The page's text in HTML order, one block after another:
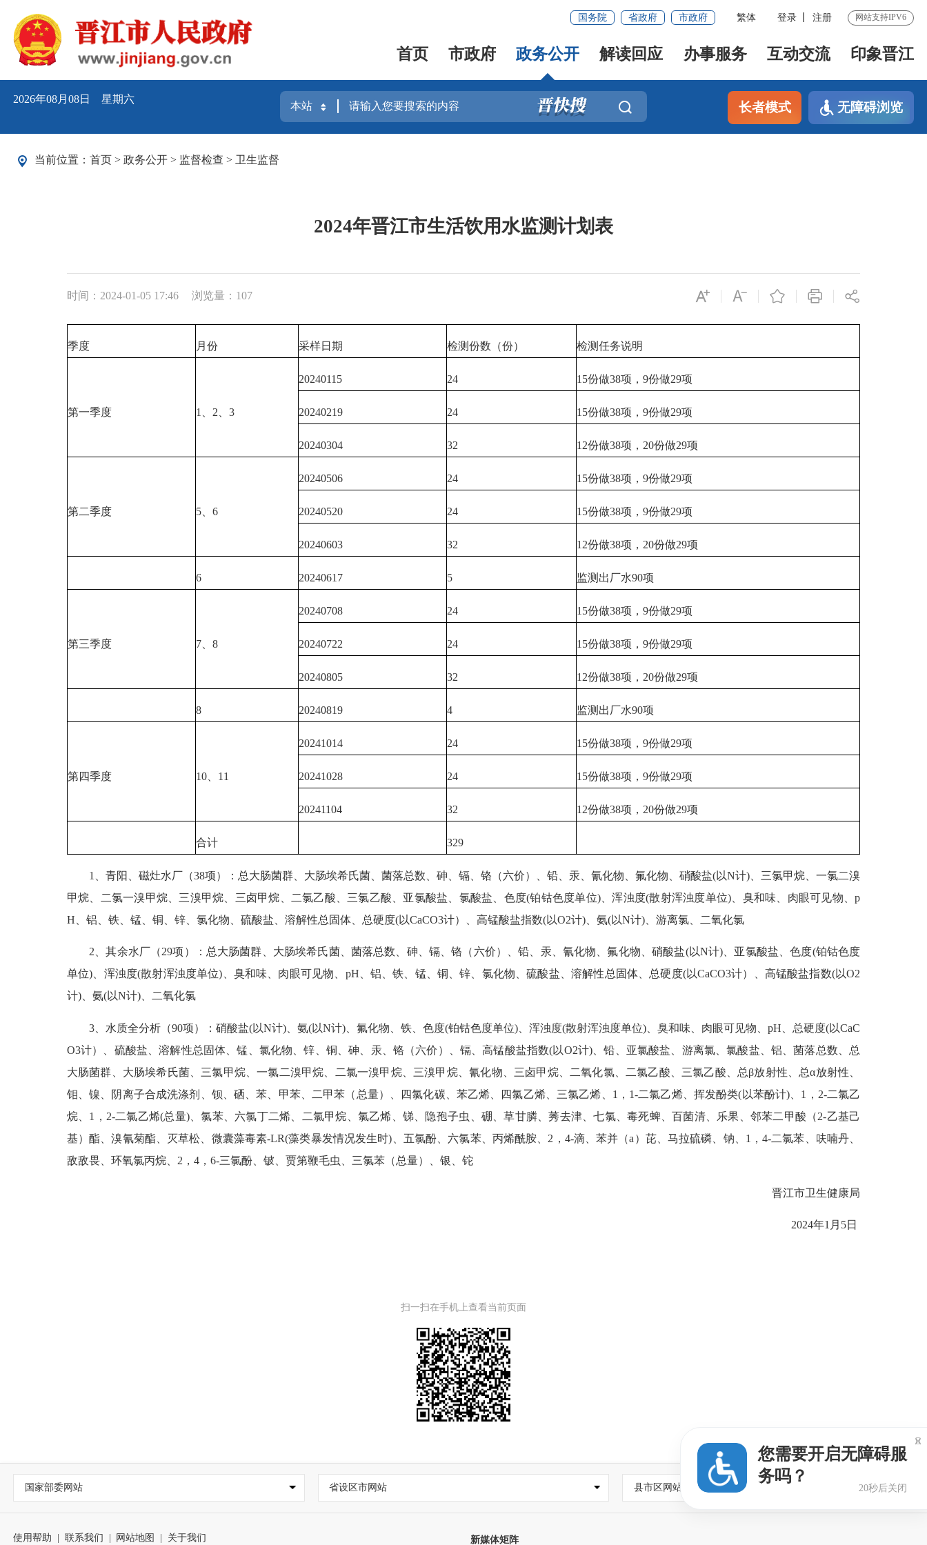
国务院 省政府 市政府 繁体 登录 注册 网站支持IPV6
首页 市政府 政务公开 解读回应 办事服务 互动交流 印象晋江
2026年08月08日 星期六
长者模式 无障碍浏览
当前位置： 首页 > 政务公开 > 监督检查 > 卫生监督
2024年晋江市生活饮用水监测计划表
时间：2024-01-05 17:46 浏览量： 107
季度 月份 采样日期 检测份数（份） 检测任务说明
第一季度 1、2、3
20240115 24 15份做38项，9份做29项
20240219 24 15份做38项，9份做29项
20240304 32 12份做38项，20份做29项
第二季度 5、6
20240506 24 15份做38项，9份做29项
20240520 24 15份做38项，9份做29项
20240603 32 12份做38项，20份做29项
6 20240617 5 监测出厂水90项
第三季度 7、8
20240708 24 15份做38项，9份做29项
20240722 24 15份做38项，9份做29项
20240805 32 12份做38项，20份做29项
8 20240819 4 监测出厂水90项
第四季度 10、11
20241014 24 15份做38项，9份做29项
20241028 24 15份做38项，9份做29项
20241104 32 12份做38项，20份做29项
合计 329
1、青阳、磁灶水厂（38项）：总大肠菌群、大肠埃希氏菌、菌落总数、砷、镉、铬（六价）、铅、汞、氰化物、氟化物、硝酸盐(以N计)、三氯甲烷、一氯二溴
甲烷、二氯一溴甲烷、三溴甲烷、三卤甲烷、二氯乙酸、三氯乙酸、亚氯酸盐、氯酸盐、色度(铂钴色度单位)、浑浊度(散射浑浊度单位)、臭和味、肉眼可见物、p
H、铝、铁、锰、铜、锌、氯化物、硫酸盐、溶解性总固体、总硬度(以CaCO3计）、高锰酸盐指数(以O2计)、氨(以N计)、游离氯、二氧化氯
2、其余水厂（29项）：总大肠菌群、大肠埃希氏菌、菌落总数、砷、镉、铬（六价）、铅、汞、氰化物、氟化物、硝酸盐(以N计)、亚氯酸盐、色度(铂钴色度
单位)、浑浊度(散射浑浊度单位)、臭和味、肉眼可见物、pH、铝、铁、锰、铜、锌、氯化物、硫酸盐、溶解性总固体、总硬度(以CaCO3计）、高锰酸盐指数(以O2
计)、氨(以N计)、二氧化氯
3、水质全分析（90项）：硝酸盐(以N计)、氨(以N计)、氟化物、铁、色度(铂钴色度单位)、浑浊度(散射浑浊度单位)、臭和味、肉眼可见物、pH、总硬度(以CaC
O3计）、硫酸盐、溶解性总固体、锰、氯化物、锌、铜、砷、汞、铬（六价）、镉、高锰酸盐指数(以O2计)、铅、亚氯酸盐、游离氯、氯酸盐、铝、菌落总数、总
大肠菌群、大肠埃希氏菌、三氯甲烷、一氯二溴甲烷、二氯一溴甲烷、三溴甲烷、氰化物、三卤甲烷、二氧化氯、二氯乙酸、三氯乙酸、总β放射性、总α放射性、
钼、镍、阴离子合成洗涤剂、钡、硒、苯、甲苯、二甲苯（总量）、四氯化碳、苯乙烯、四氯乙烯、三氯乙烯、1，1-二氯乙烯、挥发酚类(以苯酚计)、1，2-二氯乙
烷、1，2-二氯乙烯(总量)、氯苯、六氯丁二烯、二氯甲烷、氯乙烯、锑、隐孢子虫、硼、草甘膦、莠去津、七氯、毒死蜱、百菌清、乐果、邻苯二甲酸（2-乙基己
基）酯、溴氰菊酯、灭草松、微囊藻毒素-LR(藻类暴发情况发生时)、五氯酚、六氯苯、丙烯酰胺、2，4-滴、苯并（a）芘、马拉硫磷、钠、1，4-二氯苯、呋喃丹、
敌敌畏、环氧氯丙烷、2，4，6-三氯酚、铍、贾第鞭毛虫、三氯苯（总量）、银、铊
晋江市卫生健康局
2024年1月5日
扫一扫在手机上查看当前页面
国家部委网站 省设区市网站 县市区网站
使用帮助 联系我们 网站地图 关于我们 新媒体矩阵
您需要开启无障碍服
务吗？
20秒后关闭
